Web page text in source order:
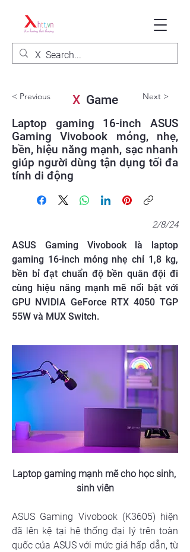
< Previous Next >
Laptop gaming 16-inch ASUS
Gaming Vivobook mỏng, nhẹ,
bền, hiệu năng mạnh, sạc nhanh
giúp người dùng tận dụng tối đa
tính di động
2/8/24
ASUS Gaming Vivobook là laptop
gaming 16-inch mỏng nhẹ chỉ 1,8 kg,
bền bỉ đạt chuẩn độ bền quân đội đi
cùng hiệu năng mạnh mẽ nổi bật với
GPU NVIDIA GeForce RTX 4050 TGP
55W và MUX Switch.
Laptop gaming mạnh mẽ cho học sinh,
sinh viên
ASUS Gaming Vivobook (K3605) hiện
đã lên kệ tại hệ thống đại lý trên toàn
quốc của ASUS với mức giá hấp dẫn, từ
XGame